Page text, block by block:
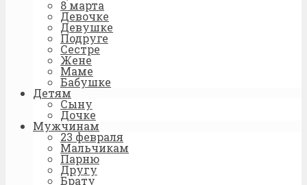
8 марта
Девочке
Девушке
Подруге
Сестре
Жене
Маме
Бабушке
Детям
Сыну
Дочке
Мужчинам
23 февраля
Мальчикам
Парню
Другу
Брату